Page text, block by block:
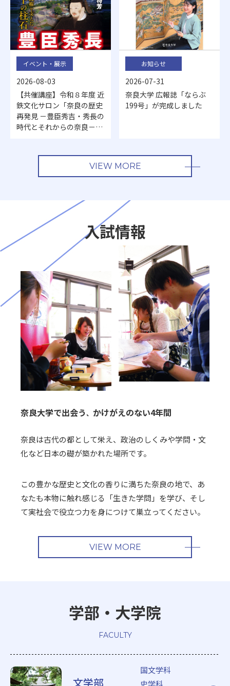
イベント・展示
2026-08-03
【共催講座】令和８年度 近
鉄文化サロン「奈良の歴史
再発見 －豊臣秀吉・秀長の
時代とそれからの奈良－」
お知らせ
2026-07-31
奈良大学 広報誌「ならぶ
199号」が完成しました
VIEW MORE
入試情報
奈良大学で出会う、 かけがえのない4年間
奈良は古代の都として栄え、政治のしくみや学問・文
化など日本の礎が築かれた場所です。
この豊かな歴史と文化の香りに満ちた奈良の地で、あ
なたも本物に触れ感じる「生きた学問」を学び、そし
て実社会で役立つ力を身につけて巣立ってください。
VIEW MORE
学部・大学院
FACULTY
文学部
国文学科
史学科